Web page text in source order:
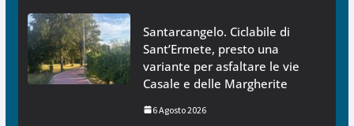
Santarcangelo. Ciclabile di
Sant’Ermete, presto una
variante per asfaltare le vie
Casale e delle Margherite
6 Agosto 2026